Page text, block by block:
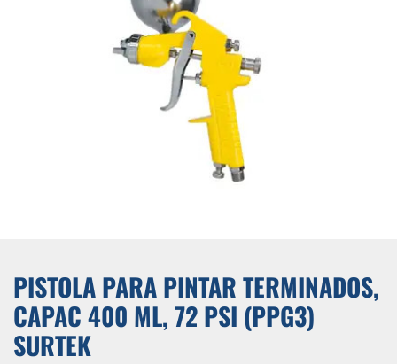
PISTOLA PARA PINTAR TERMINADOS,
CAPAC 400 ML, 72 PSI (PPG3)
SURTEK